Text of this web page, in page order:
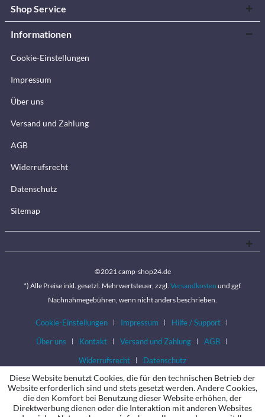
Shop Service
Informationen
Cookie-Einstellungen
Impressum
Über uns
Versand und Zahlung
AGB
Widerrufsrecht
Datenschutz
Sitemap
©2021 camp-shop24.de
*) Alle Preise inkl. gesetzl. Mehrwertsteuer, zzgl. Versandkosten und ggf.
Nachnahmegebühren, wenn nicht anders beschrieben.
Cookie-Einstellungen Impressum
Hilfe / Support
Über uns
Kontakt Versand und Zahlung
AGB
Widerrufsrecht
Datenschutz
Diese Website benutzt Cookies, die für den technischen Betrieb der
Website erforderlich sind und stets gesetzt werden. Andere Cookies,
die den Komfort bei Benutzung dieser Website erhöhen, der
Direktwerbung dienen oder die Interaktion mit anderen Websites